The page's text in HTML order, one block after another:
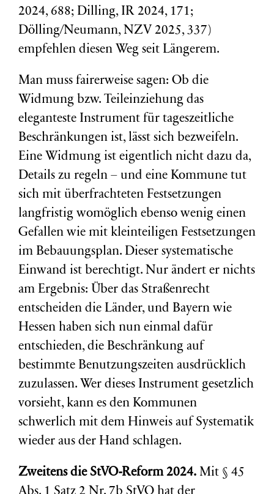
2024, 688; Dilling, IR 2024, 171;
Dölling/Neumann, NZV 2025, 337)
empfehlen diesen Weg seit Längerem.
Man muss fairerweise sagen: Ob die
Widmung bzw. Teileinziehung das
eleganteste Instrument für tageszeitliche
Beschränkungen ist, lässt sich bezweifeln.
Eine Widmung ist eigentlich nicht dazu da,
Details zu regeln – und eine Kommune tut
sich mit überfrachteten Festsetzungen
langfristig womöglich ebenso wenig einen
Gefallen wie mit kleinteiligen Festsetzungen
im Bebauungsplan. Dieser systematische
Einwand ist berechtigt. Nur ändert er nichts
am Ergebnis: Über das Straßenrecht
entscheiden die Länder, und Bayern wie
Hessen haben sich nun einmal dafür
entschieden, die Beschränkung auf
bestimmte Benutzungszeiten ausdrücklich
zuzulassen. Wer dieses Instrument gesetzlich
vorsieht, kann es den Kommunen
schwerlich mit dem Hinweis auf Systematik
wieder aus der Hand schlagen.
Zweitens die StVO-Reform 2024. Mit § 45